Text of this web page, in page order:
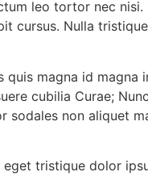
leo tortor nec nisi.
cursus. Nulla
quis magna id magna
cubilia Curae;
non aliquet
tristique dolor